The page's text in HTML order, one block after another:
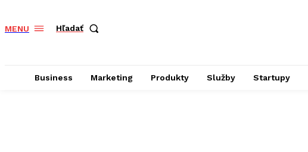
MENU Hľadať
Business Marketing Produkty Služby Startupy